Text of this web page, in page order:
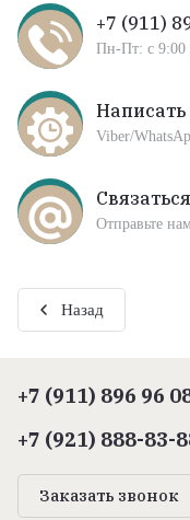
+7 (911)
Пн-Пт: с 9:00
Написать
Viber/
Отправьте
Назад
+7 (911) 896 96
+7 (921) 888-83-
Заказать звонок